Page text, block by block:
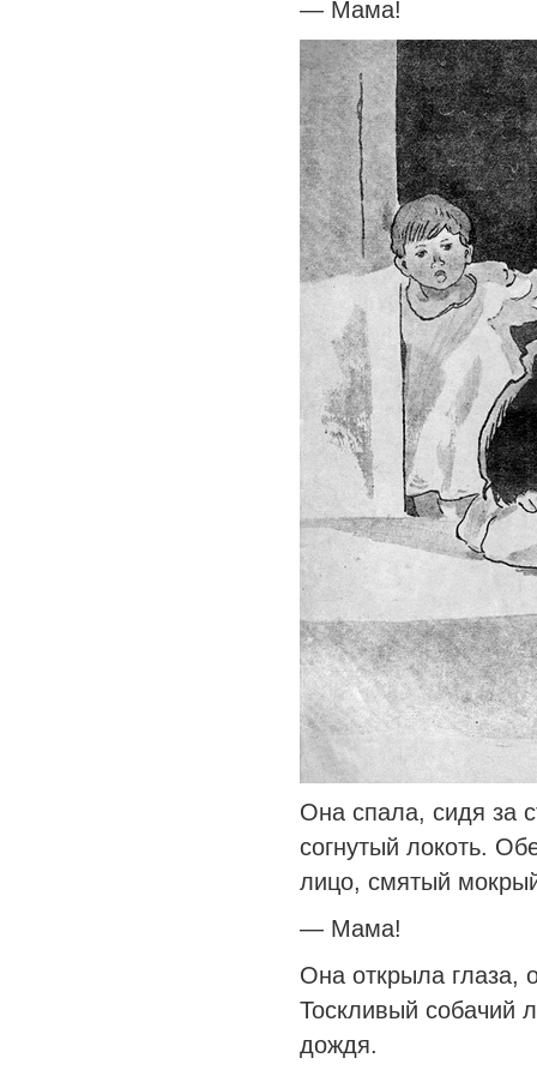
— Мама!
Она спала, сидя за
согнутый локоть.
лицо, смятый
— Мама!
Она открыла глаза,
Тоскливый собачий
дождя.